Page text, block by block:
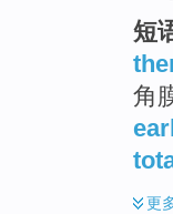
短
角
更